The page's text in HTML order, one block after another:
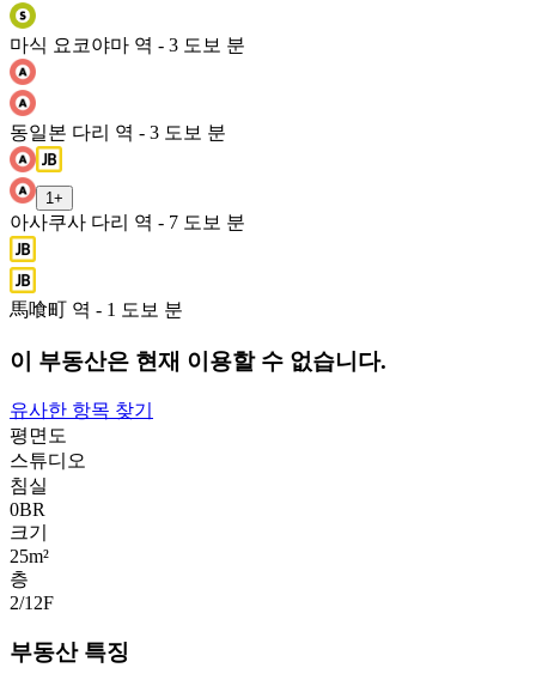
마식 요코야마 역 - 3 도보 분
동일본 다리 역 - 3 도보 분
1 +
아사쿠사 다리 역 - 7 도보 분
馬喰町 역 - 1 도보 분
이 부동산은 현재 이용할 수 없습니다.
유사한 항목 찾기
평면도
스튜디오
침실
0BR
크기
25m²
층
2/12F
부동산 특징